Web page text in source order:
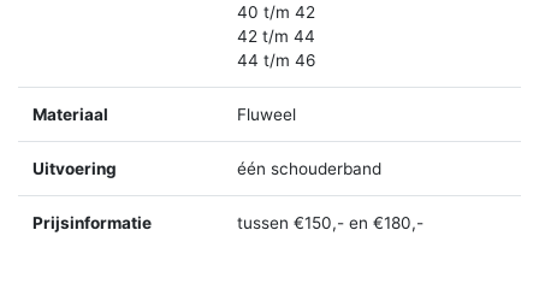
40 t/m 42
42 t/m 44
44 t/m 46
Materiaal Fluweel
Uitvoering één schouderband
Prijsinformatie tussen €150,- en €180,-